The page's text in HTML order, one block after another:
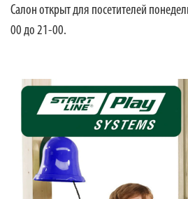
Салон открыт для посетителей
00 до 21-00.